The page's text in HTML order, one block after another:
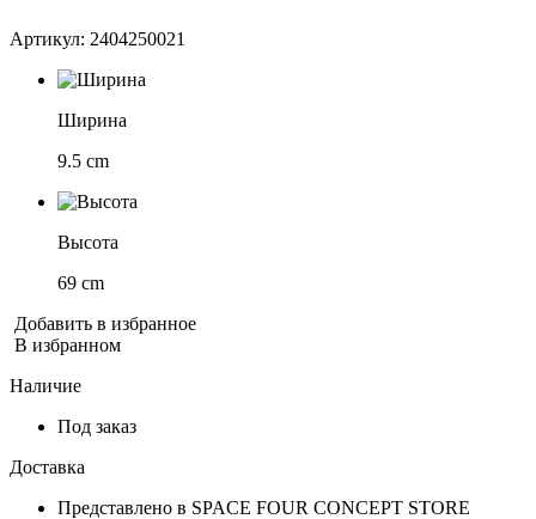
Артикул: 2404250021
Ширина
9.5 cm
Высота
69 cm
Добавить в избранное
В избранном
Наличие
Под заказ
Доставка
Представлено в SPACE FOUR CONCEPT STORE